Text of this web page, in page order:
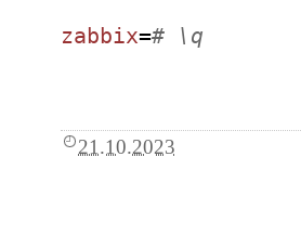
zabbix=# \q
21.10.2023